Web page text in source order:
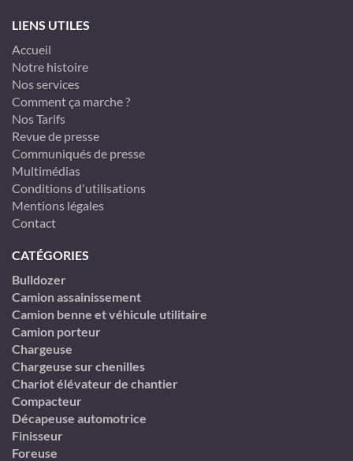
LIENS UTILES
Accueil
Notre histoire
Nos services
Comment ça marche ?
Nos Tarifs
Revue de presse
Communiqués de presse
Multimédias
Conditions d'utilisations
Mentions légales
Contact
CATÉGORIES
Bulldozer
Camion assainissement
Camion benne et véhicule utilitaire
Camion porteur
Chargeuse
Chargeuse sur chenilles
Chariot élévateur de chantier
Compacteur
Décapeuse automotrice
Finisseur
Foreuse